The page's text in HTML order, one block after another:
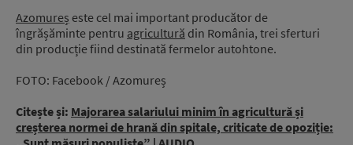
Azomureș este cel mai important producător de
îngrășăminte pentru agricultură din România, trei sferturi
din producție fiind destinată fermelor autohtone.
FOTO: Facebook / Azomureș
Citește și: Majorarea salariului minim în agricultură și
creșterea normei de hrană din spitale, criticate de opoziție: